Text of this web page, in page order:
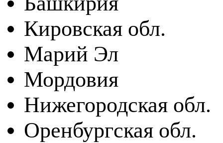
Кировская обл.
Марий Эл
Мордовия
Нижегородская обл.
Оренбургская обл.